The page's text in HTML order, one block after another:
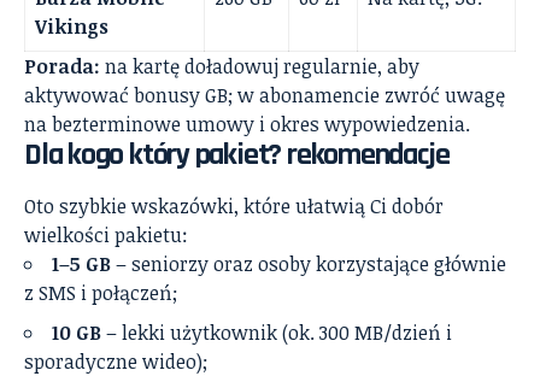
Vikings
Porada: na kartę doładowuj regularnie, aby
aktywować bonusy GB; w abonamencie zwróć uwagę
na bezterminowe umowy i okres wypowiedzenia.
Dla kogo który pakiet? rekomendacje
Oto szybkie wskazówki, które ułatwią Ci dobór
wielkości pakietu:
1–5 GB– seniorzy oraz osoby korzystające głównie
z SMS i połączeń;
10 GB– lekki użytkownik (ok. 300 MB/dzień i
sporadyczne wideo);